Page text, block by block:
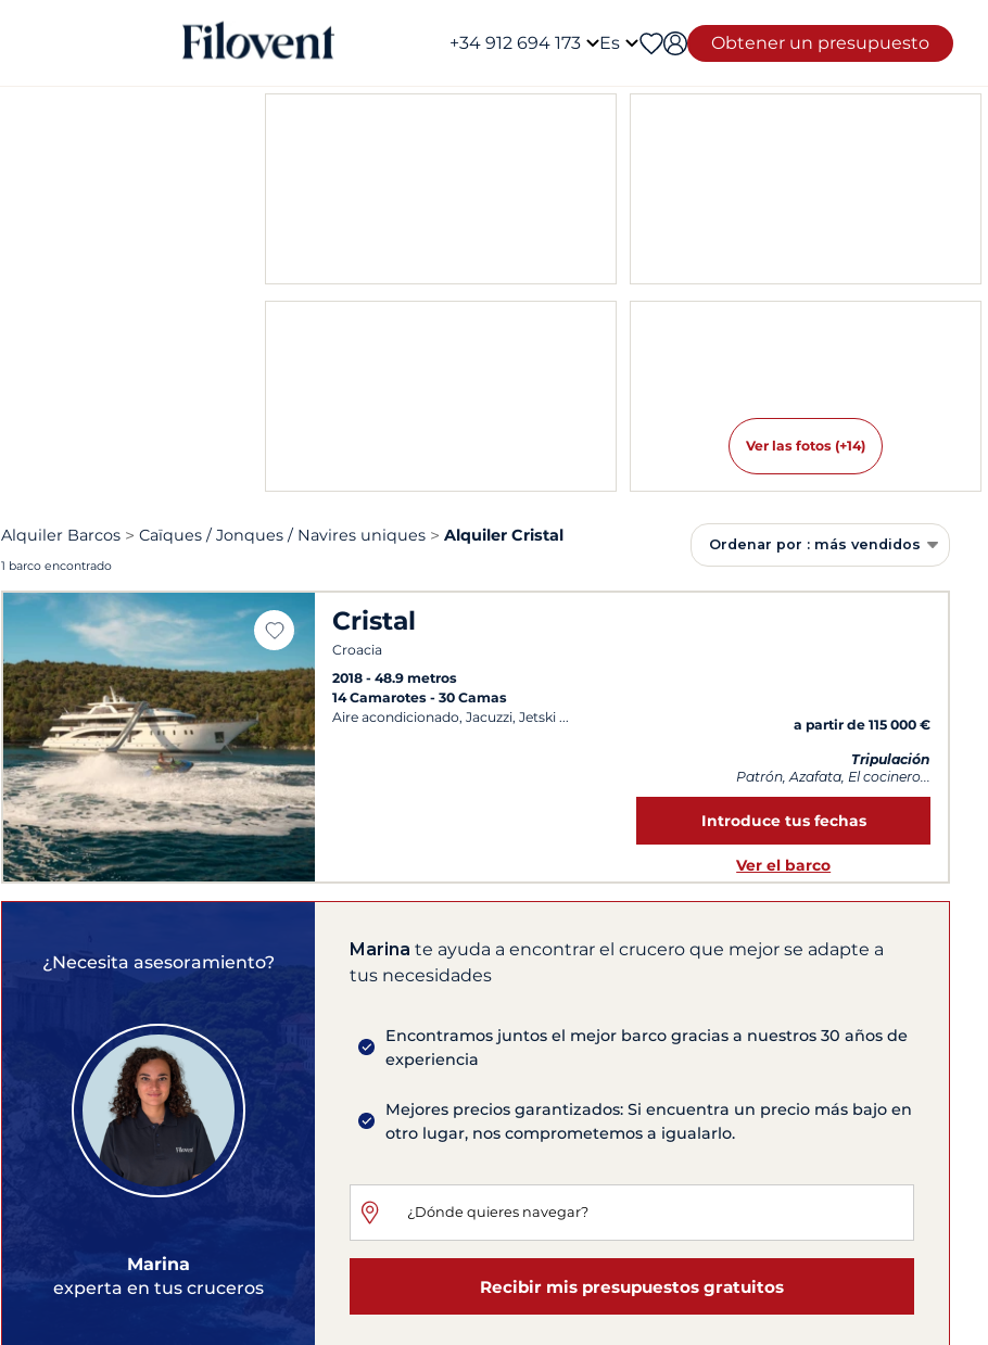
+34 912 694 173 Es Obtener un presupuesto
Ver las fotos (+14)
Alquiler Barcos Caïques / Jonques / Navires uniques Alquiler Cristal
1 barco encontrado
Ordenar por : más vendidos
Cristal
Croacia
2018
48.9 metros
14 Camarotes 30 Camas
Aire acondicionado, Jacuzzi, Jetski
a partir de 115 000 €
Tripulación
Patrón, Azafata, El cocinero...
Introduce tus fechas
Ver el barco
¿Necesita asesoramiento?
Marina
experta en tus cruceros
Marina te ayuda a encontrar el crucero que mejor se adapte a
tus necesidades
Encontramos juntos el mejor barco gracias a nuestros 30 años de
experiencia
Mejores precios garantizados: Si encuentra un precio más bajo en
otro lugar, nos comprometemos a igualarlo.
Recibir mis presupuestos gratuitos